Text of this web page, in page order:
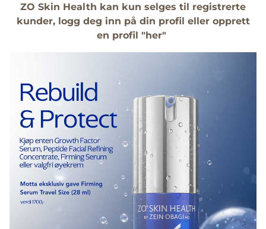
ZO Skin Health kan kun selges til registrerte
kunder, logg deg inn på din profil eller opprett
en profil "her"